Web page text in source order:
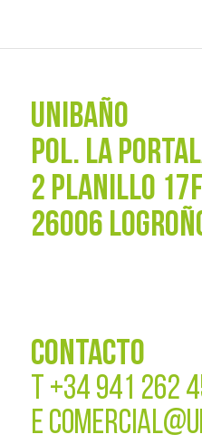
UNIBAÑO
POL. La
2 PLANILLO 17F
26006
CONTACTO
T +34 941 262
E